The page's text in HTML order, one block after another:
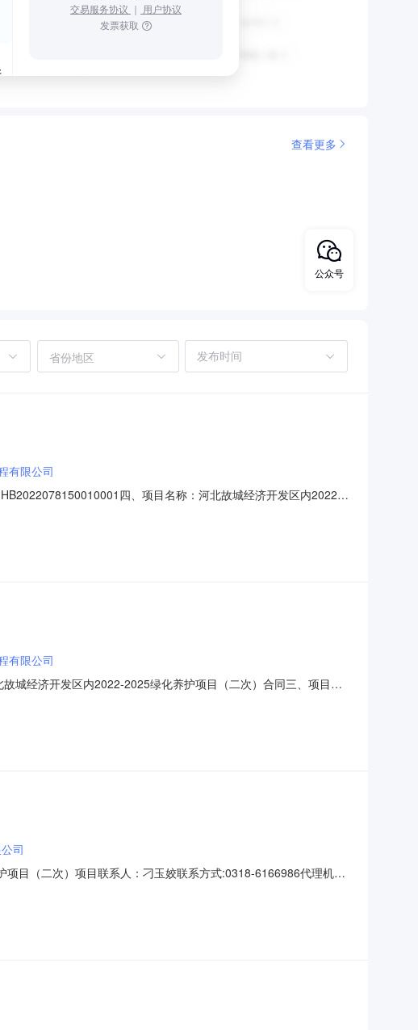
交易服务协议 ｜ 用户协议
发票获取
查看更多
省份地区
有限公司
四、项目名称：河北故城经济开发区内2022-
故城经济开发区内2022-2025绿化养护项目（二次
有限公司
城经济开发区内2022-2025绿化养护项目（二次）合同三、项目编
地址：/联系方式：0318-5601582六、
司
目（二次）项目联系人：刁玉姣联系方式:0318-6166986代理机
方式：0318-5661188采购人
公众号